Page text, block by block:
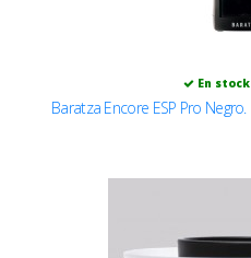
En stock
Baratza Encore ESP Pro Negro.